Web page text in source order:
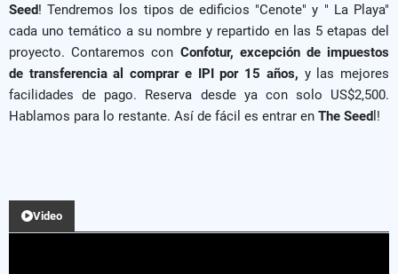
Seed! Tendremos los tipos de edificios "Cenote" y " La Playa"
cada uno temático a su nombre y repartido en las 5 etapas del
proyecto. Contaremos con Confotur, excepción de impuestos
de transferencia al comprar e IPI por 15 años, y las mejores
facilidades de pago. Reserva desde ya con solo US$2,500.
Hablamos para lo restante. Así de fácil es entrar en The Seed l!
Video